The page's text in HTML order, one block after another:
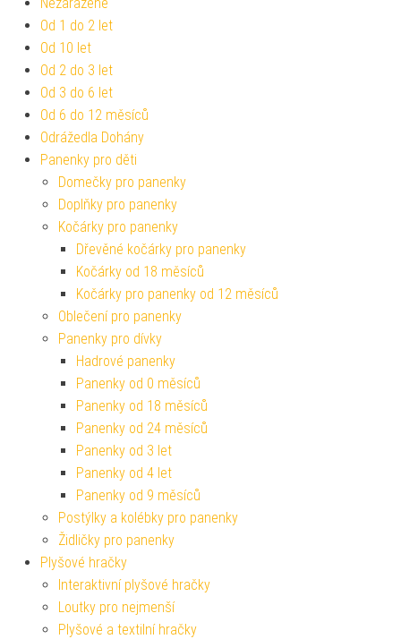
Od 1 do 2 let
Od 10 let
Od 2 do 3 let
Od 3 do 6 let
Od 6 do 12 měsíců
Odrážedla Dohány
Panenky pro děti
Domečky pro panenky
Doplňky pro panenky
Kočárky pro panenky
Dřevěné kočárky pro panenky
Kočárky od 18 měsíců
Kočárky pro panenky od 12 měsíců
Oblečení pro panenky
Panenky pro dívky
Hadrové panenky
Panenky od 0 měsíců
Panenky od 18 měsíců
Panenky od 24 měsíců
Panenky od 3 let
Panenky od 4 let
Panenky od 9 měsíců
Postýlky a kolébky pro panenky
Židličky pro panenky
Plyšové hračky
Interaktivní plyšové hračky
Loutky pro nejmenší
Plyšové a textilní hračky